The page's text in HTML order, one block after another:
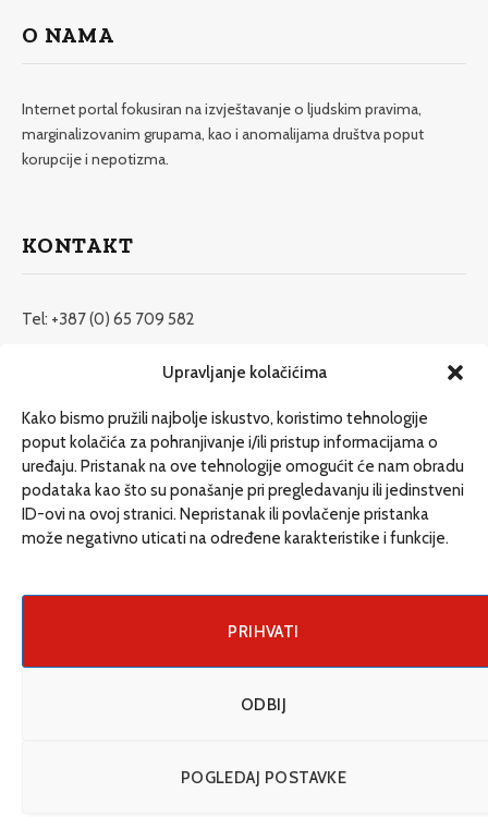
Upravljanje kolačićima
Kako bismo pružili najbolje iskustvo, koristimo tehnologije
poput kolačića za pohranjivanje i/ili pristup informacijama o
uređaju. Pristanak na ove tehnologije omogućit će nam obradu
podataka kao što su ponašanje pri pregledavanju ili jedinstveni
ID-ovi na ovoj stranici. Nepristanak ili povlačenje pristanka
može negativno uticati na određene karakteristike i funkcije.
PRIHVATI
ODBIJ
POGLEDAJ POSTAVKE
O NAMA
Internet portal fokusiran na izvještavanje o ljudskim pravima,
marginalizovanim grupama, kao i anomalijama društva poput
korupcije i nepotizma.
KONTAKT
Tel: +387 (0) 65 709 582
redakcija@etrafika.net
Dosije
Drugi pišu
Društvo